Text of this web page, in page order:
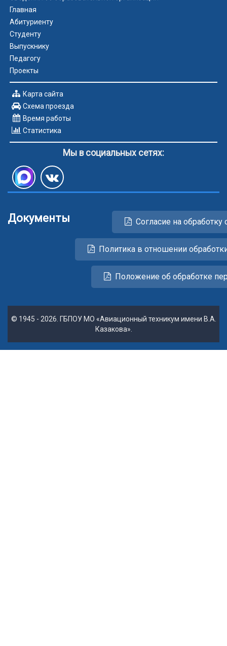
Главная
Абитуриенту
Студенту
Выпускнику
Педагогу
Проекты
Карта сайта
Схема проезда
Время работы
Статистика
Мы в социальных сетях:
Документы Согласие на
Политика в отношении
Положение об обработке
© 1945 - 2026. ГБПОУ МО «Авиационный техникум имени В.А.
Казакова».